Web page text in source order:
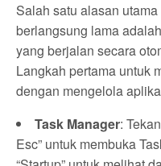
Salah satu alasan
berlangsung lama
yang berjalan secara
Langkah pertama untuk
dengan mengelola
Task Manager:
Esc” untuk membuka